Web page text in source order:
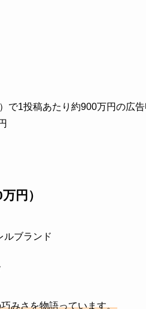
で1投稿あたり約900万円の広告
円）
ルブランド
みさを物語っています。